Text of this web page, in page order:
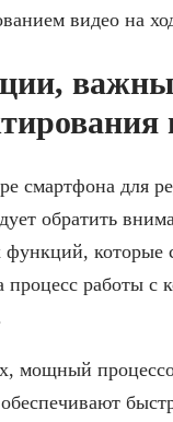
видео на
смартфона для
обратить
которые
процесс работы с
мощный